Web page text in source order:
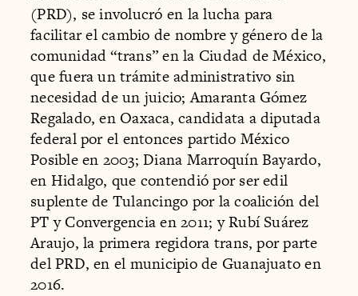
(PRD), se involucró en la lucha para
facilitar el cambio de nombre y género de la
comunidad “trans” en la Ciudad de México,
que fuera un trámite administrativo sin
necesidad de un juicio; Amaranta Gómez
Regalado, en Oaxaca, candidata a diputada
federal por el entonces partido México
Posible en 2003; Diana Marroquín Bayardo,
en Hidalgo, que contendió por ser edil
suplente de Tulancingo por la coalición del
PT y Convergencia en 2011; y Rubí Suárez
Araujo, la primera regidora trans, por parte
del PRD, en el municipio de Guanajuato en
2016.